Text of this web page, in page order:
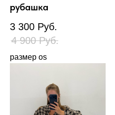
рубашка
3 300 Руб.
4 900 Руб.
размер os